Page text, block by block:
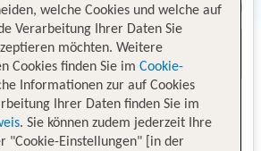
welche Cookies und welche auf
Verarbeitung Ihrer Daten Sie
möchten. Weitere
Cookies finden Sie im Cookie-
Informationen zur auf Cookies
Ihrer Daten finden Sie im
. Sie können zudem jederzeit Ihre
"Cookie-Einstellungen" [in der